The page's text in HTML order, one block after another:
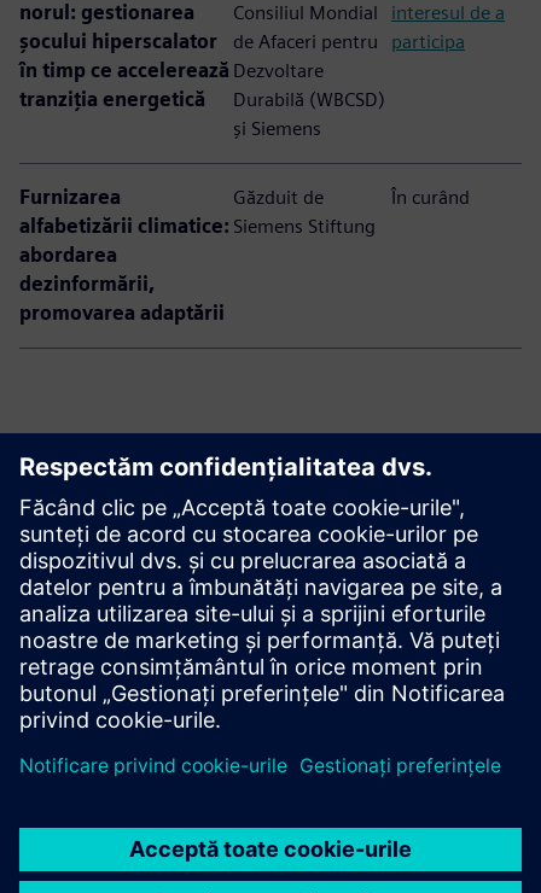
norul: gestionarea
șocului hiperscalator
în timp ce accelerează
tranziția energetică
Consiliul Mondial
de Afaceri pentru
Dezvoltare
Durabilă (WBCSD)
și Siemens
interesul de a
participa
Furnizarea
alfabetizării climatice:
abordarea
dezinformării,
promovarea adaptării
Găzduit de
Siemens Stiftung
În curând
Haideți alături de noi
Înscriere